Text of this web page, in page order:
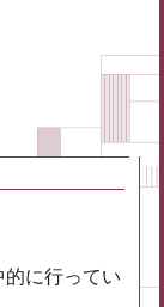
的に行ってい